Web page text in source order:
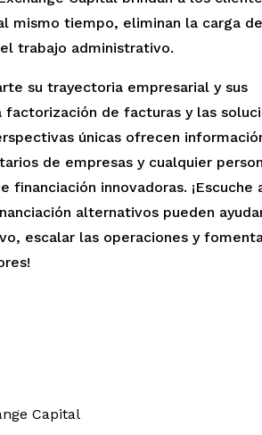
mismo tiempo, eliminan la carga
trabajo administrativo.
su trayectoria empresarial y sus
de facturas y las
únicas ofrecen
de empresas y cualquier
innovadoras. ¡Escuche
alternativos pueden
escalar las operaciones y
Capital